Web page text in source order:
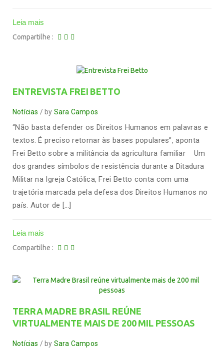
Leia mais
Compartilhe
ENTREVISTA FREI BETTO
Notícias by Sara Campos
“Não basta defender os Direitos Humanos em palavras e
textos. É preciso retornar às bases populares”, aponta
Frei Betto sobre a militância da agricultura familiar Um
dos grandes símbolos de resistência durante a Ditadura
Militar na Igreja Católica, Frei Betto conta com uma
trajetória marcada pela defesa dos Direitos Humanos no
país. Autor de […]
Leia mais
Compartilhe
TERRA MADRE BRASIL REÚNE
VIRTUALMENTE MAIS DE 200 MIL PESSOAS
Notícias by Sara Campos